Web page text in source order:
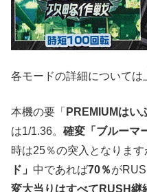
各モードの詳細については
本機の要「 PREMIUMはい
は1/1.36。 確変「ブルーマ
時は25％の突入となります
ド」 中であれば70％が
変大当りはすべてRUSH継